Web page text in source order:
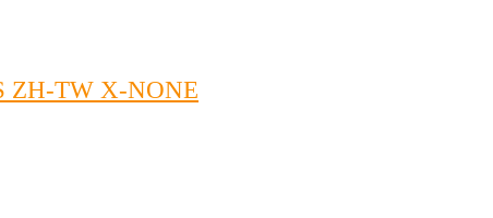
ZH-TW X-NONE